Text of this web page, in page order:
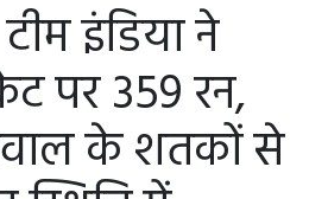
इंडिया ने
पर 359 रन,
के शतकों से